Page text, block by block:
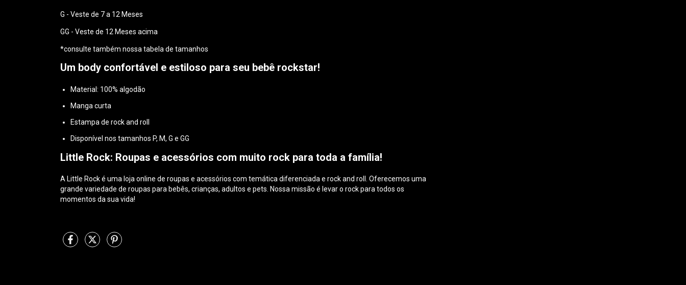
G - Veste de 7 a 12 Meses
GG - Veste de 12 Meses acima
*consulte também nossa tabela de tamanhos
Um body confortável e estiloso para seu bebê rockstar!
Material: 100% algodão
Manga curta
Estampa de rock and roll
Disponível nos tamanhos P, M, G e GG
Little Rock: Roupas e acessórios com muito rock para toda a família!
A Little Rock é uma loja online de roupas e acessórios com temática diferenciada e rock and roll. Oferecemos uma
grande variedade de roupas para bebês, crianças, adultos e pets. Nossa missão é levar o rock para todos os
momentos da sua vida!